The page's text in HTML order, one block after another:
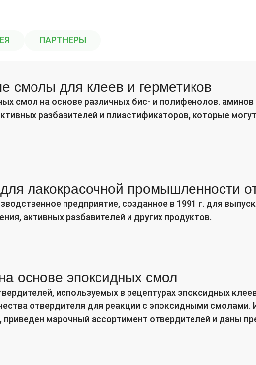
ПАРТНЕРЫ
смолы для клеев и герметиков
смол на основе различных бис- и полифенолов.
разбавителей и плиастификаторов, которые
лакокрасочной промышленности
предприятие, созданное в 1991 г. для
активных разбавителей и других продуктов.
основе эпоксидных смол
используемых в рецептурах эпоксидных
отвердителя для реакции с эпоксидными смолами.
приведен марочный ассортимент отвердителей и даны